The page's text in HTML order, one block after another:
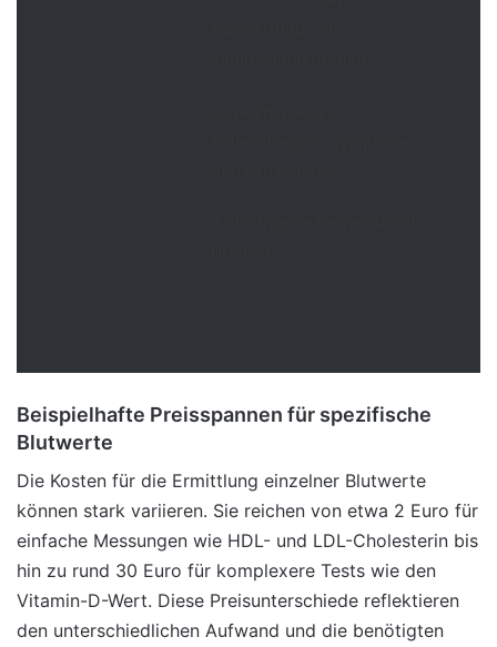
Beispielhafte Preisspannen für spezifische
Blutwerte
Die Kosten für die Ermittlung einzelner Blutwerte
können stark variieren. Sie reichen von etwa 2 Euro für
einfache Messungen wie HDL- und LDL-Cholesterin bis
hin zu rund 30 Euro für komplexere Tests wie den
Vitamin-D-Wert. Diese Preisunterschiede reflektieren
den unterschiedlichen Aufwand und die benötigten